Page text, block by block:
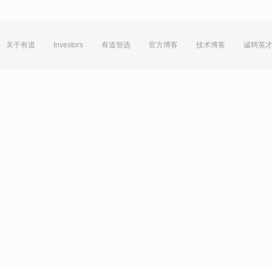
关于有道 Investors 有道智选 官方博客 技术博客 诚聘英才